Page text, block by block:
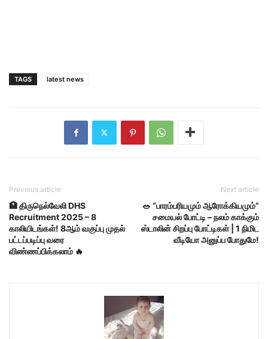
TAGS latest news
Previous article
🏥 திருநெல்வேலி DHS
Recruitment 2025 – 8
காலியிடங்கள்! 8ஆம் வகுப்பு முதல்
பட்டப்படிப்பு வரை
விண்ணப்பிக்கலாம் 🔥
Next article
🥗 “பாரம்பரியமும் ஆரோக்கியமும்”
சமையல் போட்டி – நலம் காக்கும்
ஸ்டாலின் சிறப்பு போட்டிகள் | 1 நிமிட
வீடியோ அனுப்ப போதுமே!